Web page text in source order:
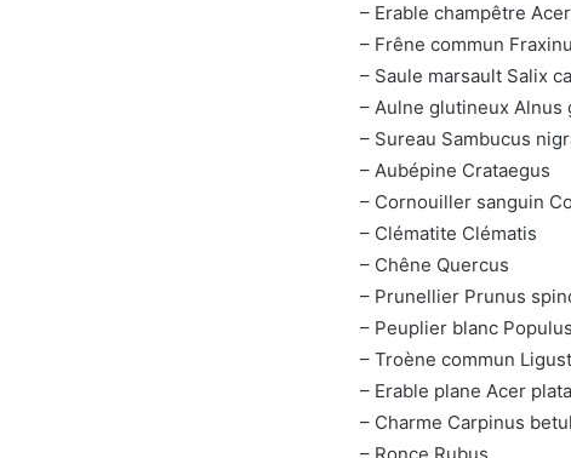
– Erable champêtre
– Frêne commun
– Saule marsault Salix
– Aulne glutineux Alnus
– Sureau Sambucus
– Aubépine Crataegus
– Cornouiller sanguin
– Clématite Clématis
– Chêne Quercus
– Prunellier Prunus
– Peuplier blanc
– Troène commun
– Erable plane Acer
– Charme Carpinus